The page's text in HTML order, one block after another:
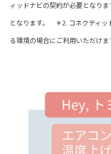
ィッドナビの契約が必要となり
となります。 ＊2. コネクティッ
る環境の場合にご利用いただけま